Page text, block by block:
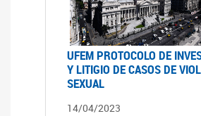
UFEM PROTOCOLO DE
Y LITIGIO DE CASOS DE
SEXUAL
14/04/2023